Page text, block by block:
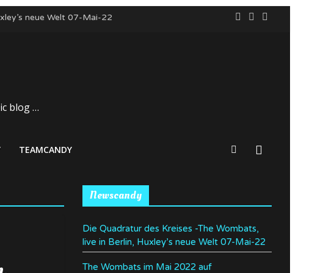
neue Welt 07-Mai-22
im Mai
blog …
TEAMCANDY
Newscandy
Die Quadratur des Kreises -The Wombats,
live in Berlin, Huxley’s neue Welt 07-Mai-22
The Wombats im Mai 2022 auf